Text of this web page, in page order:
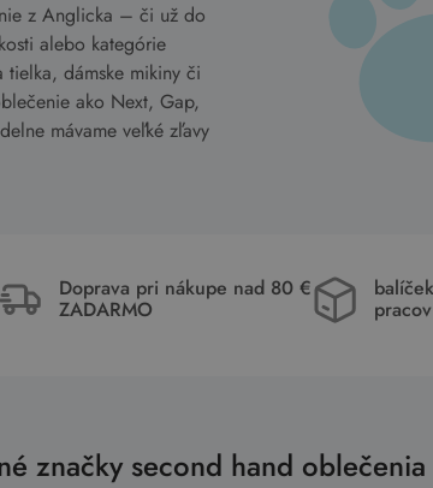
z Anglicka – či už do
alebo kategórie
dámske mikiny či
ako Next, Gap,
mávame veľké zľavy
Doprava pri nákupe nad 80 €
ZADARMO
značky second hand oblečenia